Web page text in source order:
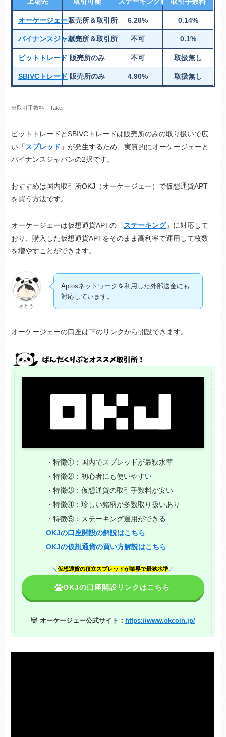
オーケージェー販売所＆取引所 6.28% 0.14%
バイナンスジャパン販売所＆取引所 不可 0.1%
ビットトレード 販売所のみ 不可 取扱無し
SBIVCトレード 販売所のみ 4.90% 取扱無し
※取引手数料：Taker
ビットトレードとSBIVCトレードは販売所のみの取り扱いで広
い「 スプレッド 」が発生するため、実質的にオーケージェーと
バイナンスジャパンの2択です。
おすすめは国内取引所OKJ（オーケージェー）で仮想通貨APT
を買う方法です。
オーケージェーは仮想通貨APTの「 ステーキング」に対応して
おり、購入した仮想通貨APTをそのまま高利率で運用して枚数
を増やすことができます。
さとう
Aptosネットワークを利用した外部送金にも
対応しています。
オーケージェーの口座は下のリンクから開設できます。
・特徴①：国内でスプレッドが最狭水準
・特徴②：初心者にも使いやすい
・特徴③：仮想通貨の取引手数料が安い
・特徴④：珍しい銘柄が多数取り扱いあり
・特徴⑤：ステーキング運用ができる
OKJの口座開設の解説はこちら
OKJの仮想通貨の買い方解説はこちら
＼ 仮想通貨の積立スプレッドが業界で最狭水準 ／
OKJの口座開設リンクはこちら
🐼 オーケージェー公式サイト： https://www.okcoin.jp/